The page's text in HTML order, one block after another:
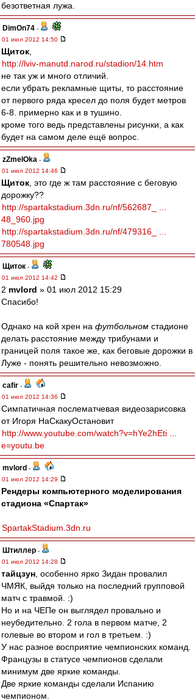
безответная лужа.
DimOn74 -
01 июл 2012 14:50
Щиток
http://lviv-manutd.narod.ru/stadion/14.htm
не так уж и много отличий.
если убрать рекламные щиты, то расстояние
от первого ряда кресел до поля будет метров
6-8. примерно как и в тушино.
кроме того ведь представлены рисунки, а как
будет на самом деле ещё вопрос.
zZmeIOka -
01 июл 2012 14:46
Щиток , это где ж там расстояние с беговую
дорожку??
http://spartakstadium.3dn.ru/nf/562687_ ...
48_960.jpg
http://spartakstadium.3dn.ru/nf/479316_ ...
780548.jpg
Щиток -
01 июл 2012 14:42
2 mvlord » 01 июл 2012 15:29
Спасибо!
Однако на кой хрен на футбольном стадионе
делать расстояние между трибунами и
границей поля такое же, как беговые дорожки в
Луже - понять решительно невозможно.
cafir -
01 июл 2012 14:36
Симпатичная послематчевая видеозарисовка
от Игоря НаСкакуОстановит
http://www.youtube.com/watch?v=hYe2hEti ...
e=youtu.be
mvlord -
01 июл 2012 14:29
Рендеры компьютерного моделирования
стадиона «Спартак»
SpartakStadium.3dn.ru
Штиллер -
01 июл 2012 14:28
тайцзун , особенно ярко Зидан провалил
ЧМЯК, выйдя только на последний групповой
матч с травмой. :)
Но и на ЧЕПе он выглядел провально и
неубедительно. 2 гола в первом матче, 2
голевые во втором и гол в третьем. :)
У нас разное восприятие чемпионских команд.
Французы в статусе чемпионов сделали
минимум две яркие команды.
Две яркие команды сделали Испанию
чемпионом.